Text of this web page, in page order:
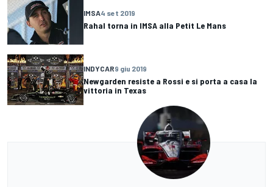
IMSA4 set 2019
Rahal torna in IMSA alla Petit Le Mans
INDYCAR9 giu 2019
Newgarden resiste a Rossi e si porta a casa la
vittoria in Texas